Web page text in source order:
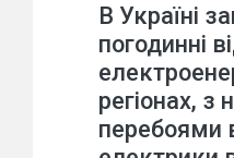
В Україні
погодинні
регіонах, з
перебоями